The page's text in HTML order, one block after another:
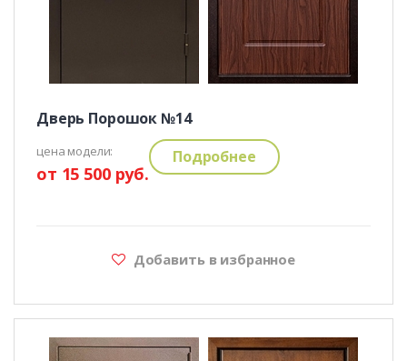
Дверь Порошок №14
цена модели:
от 15 500 руб.
Подробнее
Добавить в избранное